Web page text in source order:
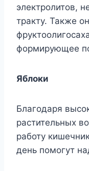
электролитов,
тракту. Также
формирующее
Яблоки
Благодаря
растительных
работу
день помогут